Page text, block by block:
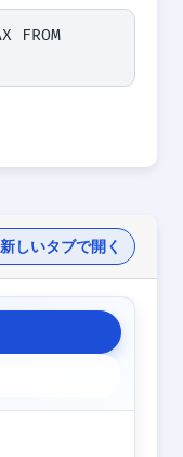
FROM
しいタブで開く